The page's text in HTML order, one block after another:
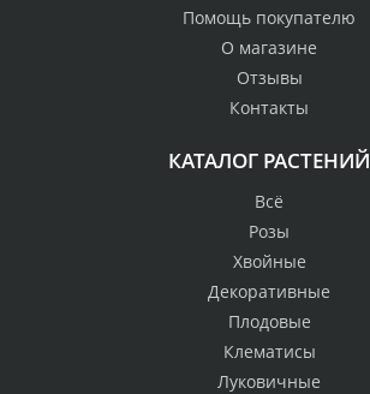
Помощь покупателю
О магазине
Отзывы
Контакты
КАТАЛОГ РАСТЕНИЙ
Всё
Розы
Хвойные
Декоративные
Плодовые
Клематисы
Луковичные